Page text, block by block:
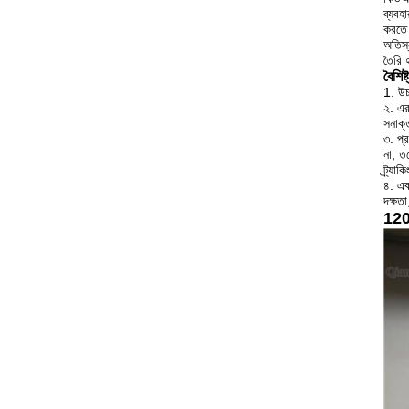
করতে
তৈরি
1.
২. এর
৩.
না,
৪.
120